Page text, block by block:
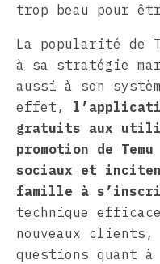
trop beau pour
La popularité de
à sa stratégie
aussi à son
effet,
gratuits aux
promotion de
sociaux et
famille à
technique
nouveaux
questions quant